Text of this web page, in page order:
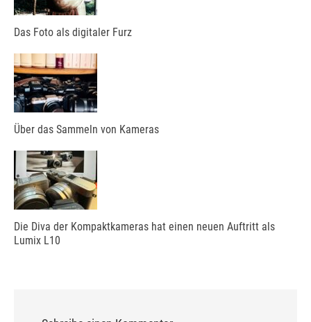
Das Foto als digitaler Furz
Über das Sammeln von Kameras
Die Diva der Kompaktkameras hat einen neuen Auftritt als
Lumix L10